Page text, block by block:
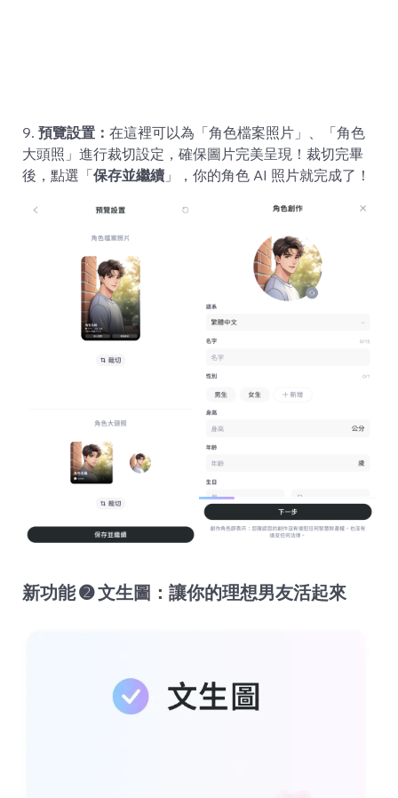
9. 預覽設置： 在這裡可以為「角色檔案照片」、「角色
大頭照」進行裁切設定，確保圖片完美呈現！裁切完畢
後，點選「保存並繼續」，你的角色 AI 照片就完成了！
新功能 ➋ 文生圖：讓你的理想男友活起來